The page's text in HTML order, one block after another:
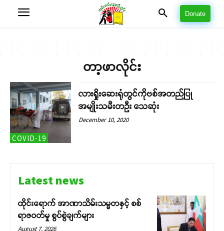
Donate
တာ့ဖာလိုင်း
COVID-19
လားရှိုးဆေးရုံတွင်ကိုဗစ်အတည်ပြု
အမျိုးသမီးတဦး သေဆုံး
December 10, 2020
Latest news
ထိုင်းရောက် အာဏာသိမ်းသမ္မတနှင့် စစ်
ရာဇဝတ်မှု စွပ်စွဲချက်များ
August 7, 2026